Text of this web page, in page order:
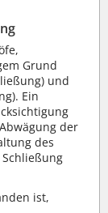
Grund
und
Ein
der
des
ist,